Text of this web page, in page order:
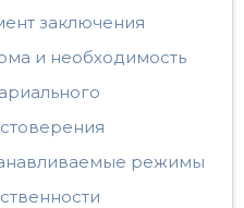
заключения
и необходимость
режимы